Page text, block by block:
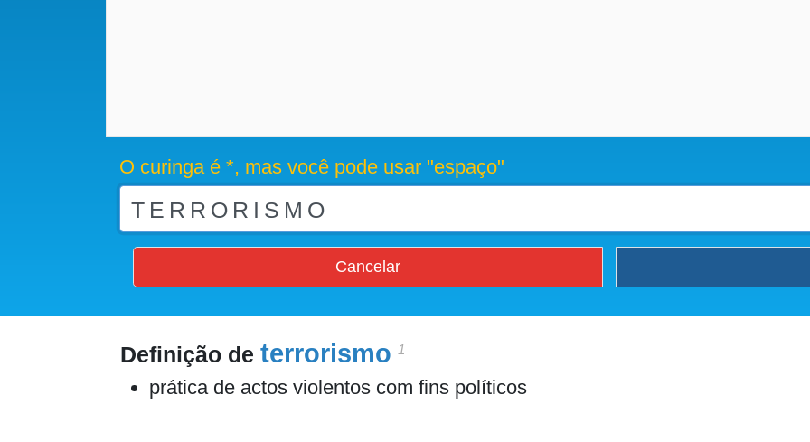
O curinga é *, mas você pode usar "espaço"
Cancelar
Definição de terrorismo 1
prática de actos violentos com fins políticos